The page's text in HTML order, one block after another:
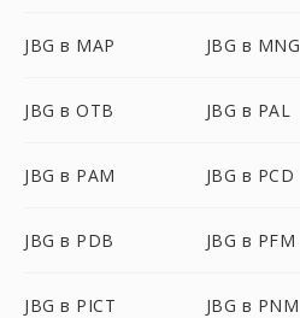
JBG в MAP JBG в MNG
JBG в OTB JBG в PAL
JBG в PAM JBG в PCD
JBG в PDB JBG в PFM
JBG в PICT JBG в PNM